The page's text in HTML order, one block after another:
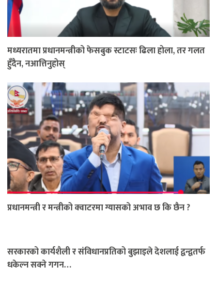
मध्यरातमा प्रधानमन्त्रीको फेसबुक स्टाटसः ढिला होला, तर गलत
हुँदैन, नआत्तिनुहोस्
प्रधानमन्त्री र मन्त्रीको क्वाटरमा ग्यासको अभाव छ कि छैन ?
सरकारको कार्यशैली र संविधानप्रतिको बुझाइले देशलाई द्वन्द्वतर्फ
धकेल्न सक्ने गगन…